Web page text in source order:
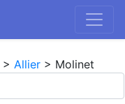
> Allier > Molinet